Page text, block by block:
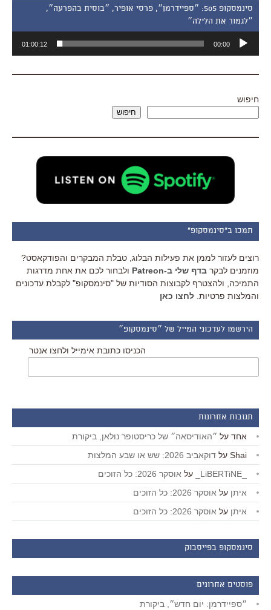
סינמסקופ 505: ״ספיידרמן״, פרסי אופיר, ״בוסית בהפרעה״,
״לגמור את הלילה״
אודיו
00:00
01:00:12
חיפוש
חיפוש
תמכו ב"סינמסקופ"
רוצים לעזור לממן את פעילות הבלוג, טבלת המבקרים והפודקאסט?
מוזמנים לבקר בדף שלי ב-Patreon
ולבחור לכם את אחת מדרגות
התמיכה, ולהצטרף לקבוצות הסודיות של "סינמסקופ" לקבלת עדכונים
והמלצות פרטיות. לחצו כאן
הירשמו לעדכוני המייל של ״סינמסקופ״
הכניסו כתובת אימייל ולחצו אנטר
תגובות אחרונות
אחד על ״האודיסאה״ של כריסטופר נולאן, ביקורת
Shai על דוקאביב 2026: שש או שבע המלצות
על אוסקר 2026: כל הזוכים
איתן על אוסקר 2026: כל הזוכים
איתן על אוסקר 2026: כל הזוכים
סינמסקופ בפייסבוק
פוסטים אחרונים
״ספיידרמן: יום חדש״, ביקורת